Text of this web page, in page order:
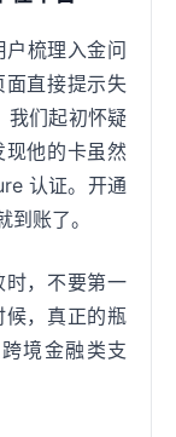
梳理入金问
直接提示失
我们起初怀疑
他的卡虽然
认证。开通
账了。
，不要第一
，真正的瓶
境金融类支